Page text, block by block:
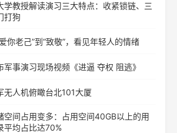
学教授解读演习三大特点：收紧锁链、三
打狗
你老己”到“致敬”，看见年轻人的情绪
军事演习现场视频《进逼 夺权 阻逃》
无人机俯瞰台北101大厦
空间占用变多：占用空间40GB以上的用
平均占比达70%